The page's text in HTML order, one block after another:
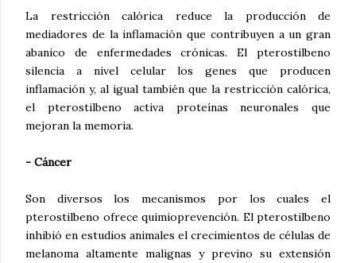
La restricción calórica reduce la producción de
mediadores de la inflamación que contribuyen a un gran
abanico de enfermedades crónicas. El pterostilbeno
silencia a nivel celular los genes que producen
inflamación y, al igual también que la restricción calórica,
el pterostilbeno activa proteínas neuronales que
mejoran la memoria.
- Cáncer
Son diversos los mecanismos por los cuales el
pterostilbeno ofrece quimioprevención. El pterostilbeno
inhibió en estudios animales el crecimientos de células de
melanoma altamente malignas y previno su extensión